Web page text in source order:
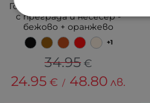
Голяма чанта тип торба
с преграда и несесер -
бежово + оранжево
+1
34.95€
24.95 € / 48.80 лв.